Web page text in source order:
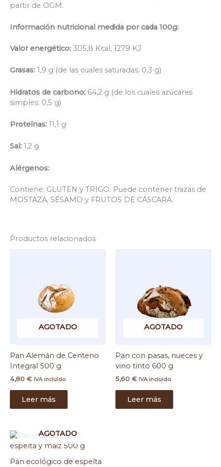
partir de OGM.
Información nutricional medida por cada 100g:
Valor energético: 305,8 Kcal, 1279 KJ
Grasas: 1,9 g (de las cuales saturadas: 0,3 g)
Hidratos de carbono: 64,2 g (de los cuales azúcares
simples: 0,5 g)
Proteínas: 11,1 g
Sal: 1,2 g
Alérgenos:
Contiene: GLUTEN y TRIGO. Puede contener trazas de
MOSTAZA, SÉSAMO y FRUTOS DE CÁSCARA.
Productos relacionados
AGOTADO
Pan Alemán de Centeno
Integral 500 g
4,80 € IVA incluido
Leer más
AGOTADO
Pan con pasas, nueces y
vino tinto 600 g
5,60 € IVA incluido
Leer más
AGOTADO
Pan ecológico de espelta